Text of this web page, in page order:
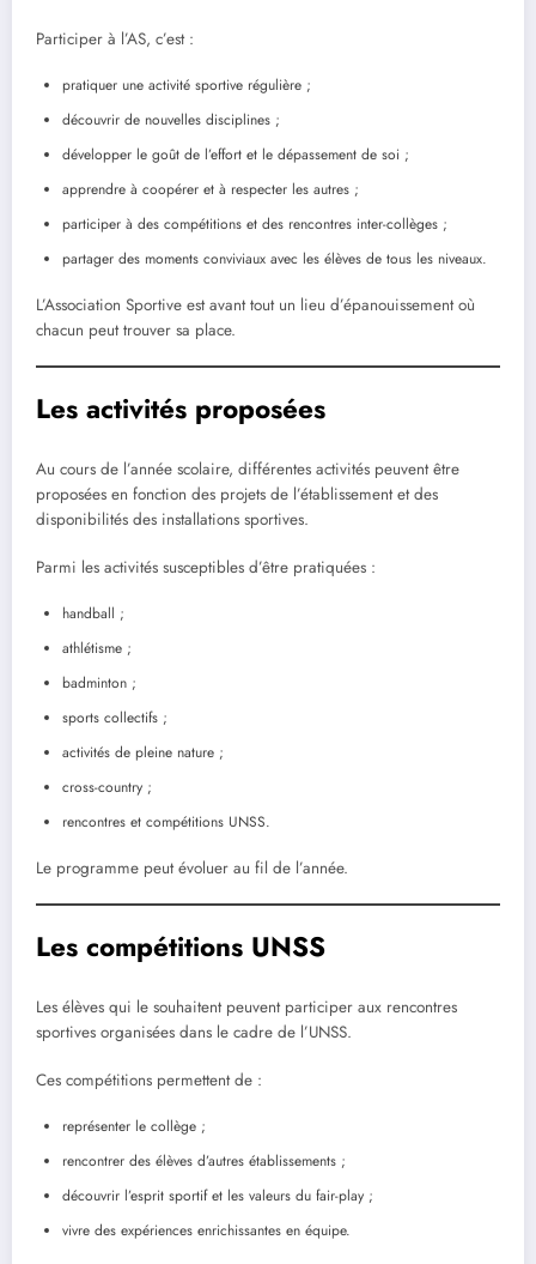
Participer à l’AS, c’est :
pratiquer une activité sportive régulière ;
découvrir de nouvelles disciplines ;
développer le goût de l’effort et le dépassement de soi ;
apprendre à coopérer et à respecter les autres ;
participer à des compétitions et des rencontres inter-collèges ;
partager des moments conviviaux avec les élèves de tous les niveaux.
L’Association Sportive est avant tout un lieu d’épanouissement où
chacun peut trouver sa place.
Les activités proposées
Au cours de l’année scolaire, différentes activités peuvent être
proposées en fonction des projets de l’établissement et des
disponibilités des installations sportives.
Parmi les activités susceptibles d’être pratiquées :
handball ;
athlétisme ;
badminton ;
sports collectifs ;
activités de pleine nature ;
cross-country ;
rencontres et compétitions UNSS.
Le programme peut évoluer au fil de l’année.
Les compétitions UNSS
Les élèves qui le souhaitent peuvent participer aux rencontres
sportives organisées dans le cadre de l’UNSS.
Ces compétitions permettent de :
représenter le collège ;
rencontrer des élèves d’autres établissements ;
découvrir l’esprit sportif et les valeurs du fair-play ;
vivre des expériences enrichissantes en équipe.